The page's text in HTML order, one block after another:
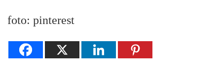
foto: pinterest